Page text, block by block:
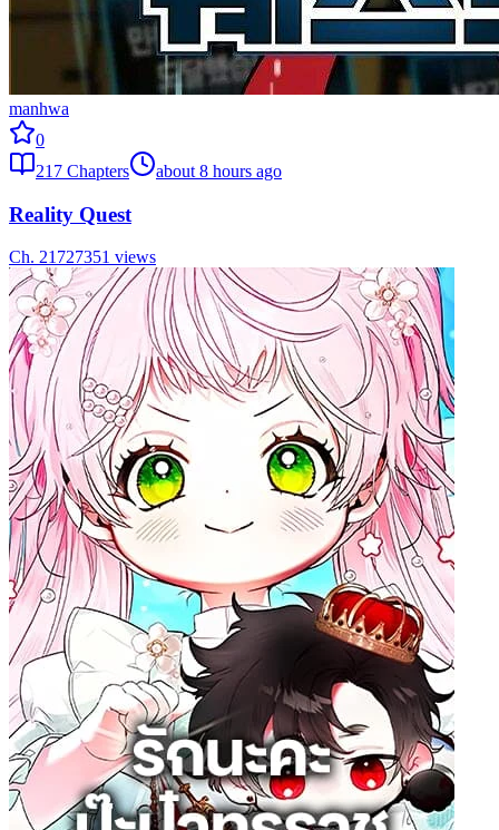
manhwa
0
217 Chapters about 8 hours ago
Reality Quest
Ch. 21727351 views